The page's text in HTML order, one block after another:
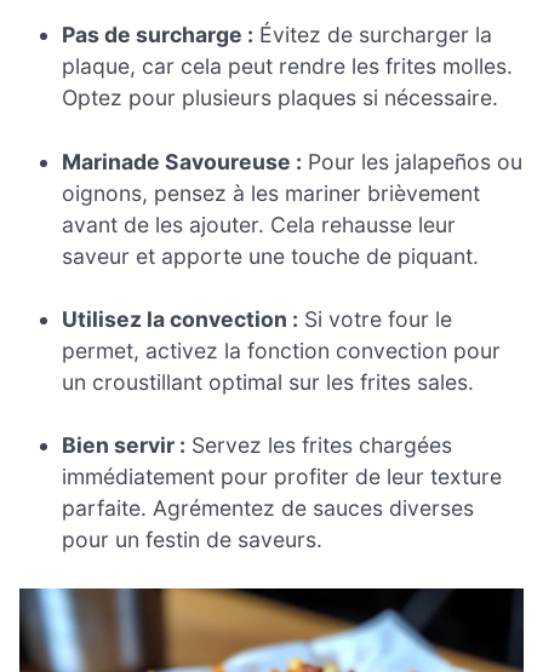
Pas de surcharge : Évitez de surcharger la
plaque, car cela peut rendre les frites molles.
Optez pour plusieurs plaques si nécessaire.
Marinade Savoureuse : Pour les jalapeños ou
oignons, pensez à les mariner brièvement
avant de les ajouter. Cela rehausse leur
saveur et apporte une touche de piquant.
Utilisez la convection : Si votre four le
permet, activez la fonction convection pour
un croustillant optimal sur les frites sales.
Bien servir : Servez les frites chargées
immédiatement pour profiter de leur texture
parfaite. Agrémentez de sauces diverses
pour un festin de saveurs.